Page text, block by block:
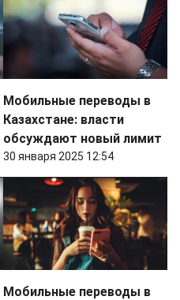
Мобильные переводы в
Казахстане: власти
обсуждают новый лимит
30 января 2025 12:54
Мобильные переводы в